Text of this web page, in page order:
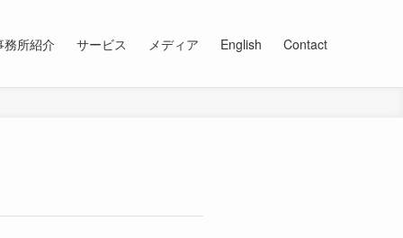
務所紹介 サービス メディア English Contact